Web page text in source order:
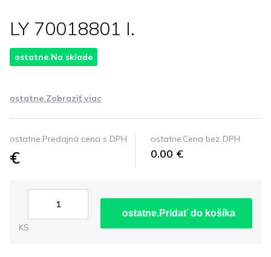
LY 70018801 I.
ostatne.Na sklade
ostatne.Zobraziť viac
ostatne.Predajná cena s DPH
€
ostatne.Cena bez DPH
0.00 €
KS
ostatne.Pridať do košíka